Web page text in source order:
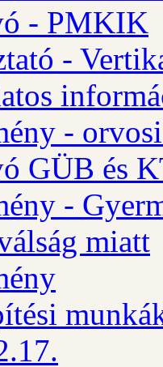
- PMKIK
-
-
GÜB és
-
miatt